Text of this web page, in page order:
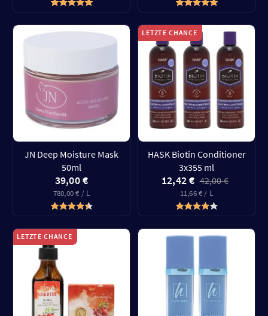
JN Deep Moisture Mask
50ml
39,00 €
780,00 € / L
LETZTE CHANCE
HASK Biotin Conditioner
3x355 ml
12,42 € 42,00 €
11,66 € / L
LETZTE CHANCE